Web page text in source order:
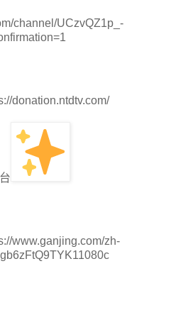
channel/UCzvQZ1p_-
donation.ntdtv.com/
www.ganjing.com/zh-